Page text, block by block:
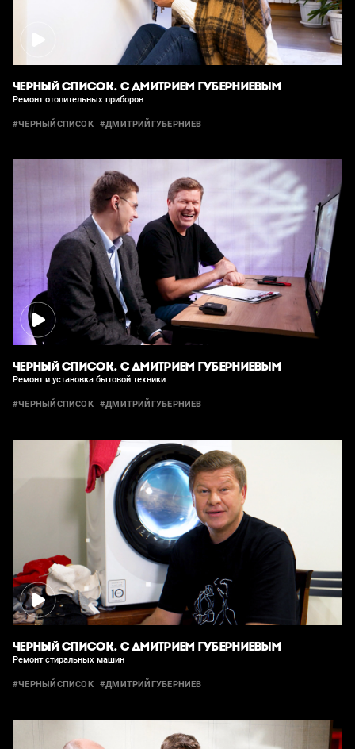
ЧЕРНЫЙ СПИСОК. С ДМИТРИЕМ ГУБЕРНИЕВЫМ
Ремонт отопительных приборов
#ЧЕРНЫЙСПИСОК #ДМИТРИЙГУБЕРНИЕВ
ЧЕРНЫЙ СПИСОК. С ДМИТРИЕМ ГУБЕРНИЕВЫМ
Ремонт и установка бытовой техники
#ЧЕРНЫЙСПИСОК #ДМИТРИЙГУБЕРНИЕВ
ЧЕРНЫЙ СПИСОК. С ДМИТРИЕМ ГУБЕРНИЕВЫМ
Ремонт стиральных машин
#ЧЕРНЫЙСПИСОК #ДМИТРИЙГУБЕРНИЕВ